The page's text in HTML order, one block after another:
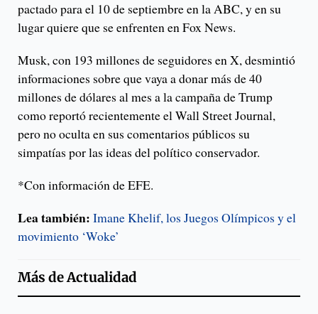
pactado para el 10 de septiembre en la ABC, y en su
lugar quiere que se enfrenten en Fox News.
Musk, con 193 millones de seguidores en X, desmintió
informaciones sobre que vaya a donar más de 40
millones de dólares al mes a la campaña de Trump
como reportó recientemente el Wall Street Journal,
pero no oculta en sus comentarios públicos su
simpatías por las ideas del político conservador.
*Con información de EFE.
Lea también: Imane Khelif, los Juegos Olímpicos y el
movimiento ‘Woke’
Más deActualidad